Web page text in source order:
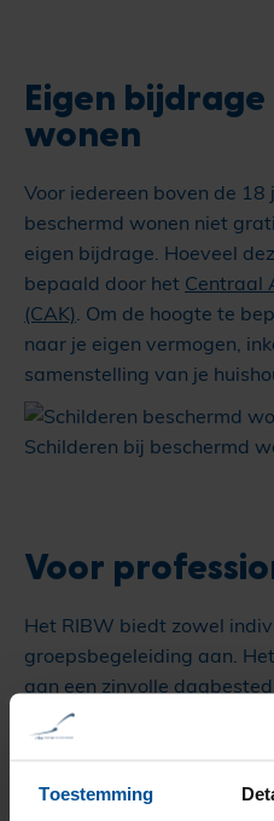
Toestemming
Eigen
wonen
Voor iedereen boven de
beschermd wonen niet
eigen bijdrage. Hoeveel
bepaald door het Centraal
(CAK). Om de hoogte te
naar je eigen vermogen,
samenstelling van je
Schilderen bij beschermd
Voor
Het RIBW biedt zowel
groepsbegeleiding aan.
aan een zinvolle
dagbesteding kunnen
van 24-uurs beschik- en
wordt in acht genomen bij